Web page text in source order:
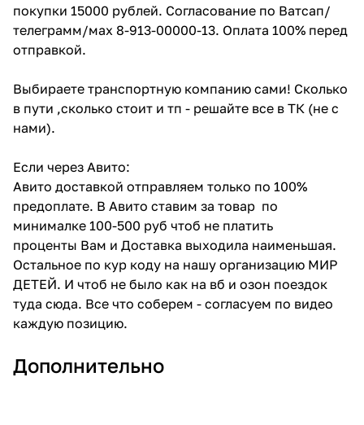
покупки 15000 рублей. Согласование по Ватсап/
телеграмм/мах 8-913-00000-13. Оплата 100% перед
отправкой.
Выбираете транспортную компанию сами! Сколько
в пути ,сколько стоит и тп - решайте все в ТК (не с
нами).
Если через Авито:
Авито доставкой отправляем только по 100%
предоплате. В Авито ставим за товар по
минималке 100-500 руб чтоб не платить
проценты Вам и Доставка выходила наименьшая.
Остальное по кур коду на нашу организацию МИР
ДЕТЕЙ. И чтоб не было как на вб и озон поездок
туда сюда. Все что соберем - согласуем по видео
каждую позицию.
Дополнительно